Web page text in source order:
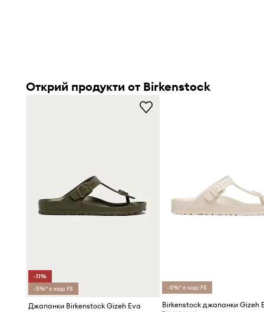
Открий продукти от Birkenstock
-11%
-5%* с код: FS
Джапанки Birkenstock Gizeh Eva
-5%* с код: FS
Birkenstock джапанки Gizeh